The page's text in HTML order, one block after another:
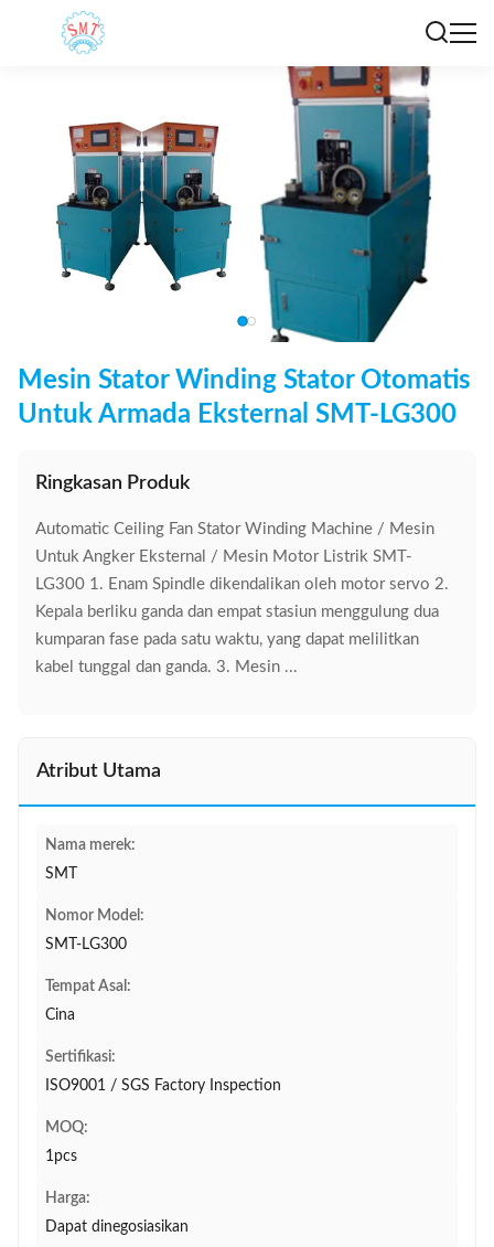
Mesin Stator Winding Stator Otomatis
Untuk Armada Eksternal SMT-LG300
Ringkasan Produk
Automatic Ceiling Fan Stator Winding Machine / Mesin
Untuk Angker Eksternal / Mesin Motor Listrik SMT-
LG300 1. Enam Spindle dikendalikan oleh motor servo 2.
Kepala berliku ganda dan empat stasiun menggulung dua
kumparan fase pada satu waktu, yang dapat melilitkan
kabel tunggal dan ganda. 3. Mesin ...
Atribut Utama
Nama merek:
SMT
Nomor Model:
SMT-LG300
Tempat Asal:
Cina
Sertifikasi:
ISO9001 / SGS Factory Inspection
MOQ:
1pcs
Harga:
Dapat dinegosiasikan